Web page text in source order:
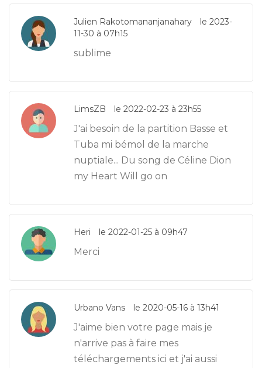
Julien Rakotomananjanahary
le 2023-
11-30 à 07h15
sublime
LimsZB le 2022-02-23 à 23h55
J'ai besoin de la partition Basse et
Tuba mi bémol de la marche
nuptiale... Du song de Céline Dion
my Heart Will go on
Heri le 2022-01-25 à 09h47
Merci
Urbano Vans le 2020-05-16 à 13h41
J'aime bien votre page mais je
n'arrive pas à faire mes
téléchargements ici et j'ai aussi